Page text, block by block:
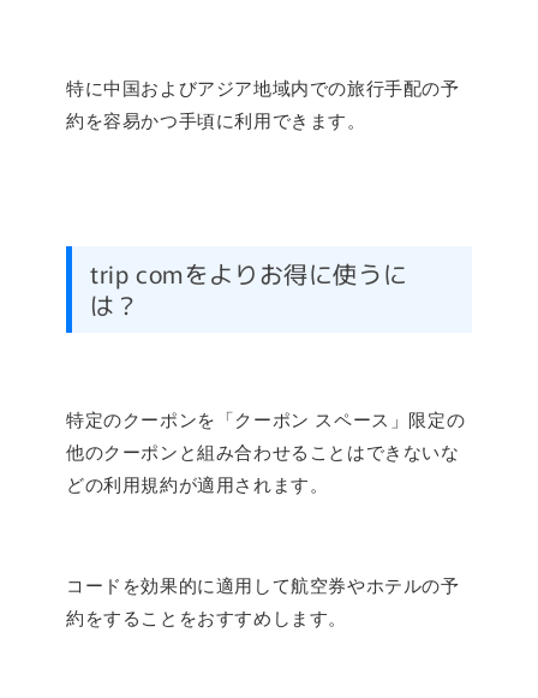
特に中国およびアジア地域内での旅行手配の予
約を容易かつ手頃に利用できます。
trip comをよりお得に使うに
は？
特定のクーポンを「クーポン スペース」限定の
他のクーポンと組み合わせることはできないな
どの利用規約が適用されます。
コードを効果的に適用して航空券やホテルの予
約をすることをおすすめします。